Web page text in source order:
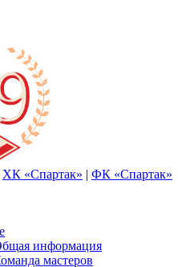
ХК «Спартак» | ФК «Спартак»
информация
мастеров